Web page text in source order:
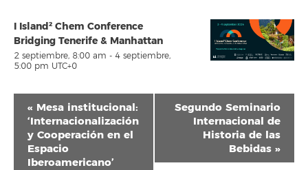
I Island² Chem Conference
Bridging Tenerife & Manhattan
2 septiembre, 8:00 am - 4 septiembre,
5:00 pm UTC+0
Navegación
del
Evento
« Mesa institucional:
‘Internacionalización
y Cooperación en el
Espacio
Iberoamericano’
Segundo Seminario
Internacional de
Historia de las
Bebidas »